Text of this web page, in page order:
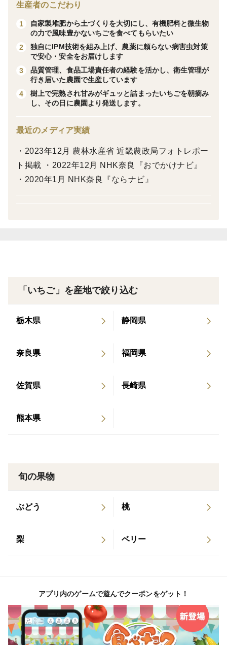
祝、祝御卒業、祝御入学など、または表書きなし】
※ご記入がない場合は熨斗紙無しとなります。
＜栽培のこだわり＞
安心・安全してお召しいただけるよう手間暇をかけ、
農薬を最小限に抑えた特別栽培農産物です。
有機肥料と自家製堆肥をふんだんに使用し、
○奈良県ブランドいちご『古都華』
奈良県内のみ生産され流通量が少ない品種です。
糖度香りが高く、つややかな深紅の輝きと深い味わいが
他のいちごとはひと味違う風味をお楽しみ下さい。
※大きさは収穫の状況により変わります。
ります。
※離島へは発送できません。
奈良県桜井市、三輪山の麓にある小さないちご農園で
農園の横を流れる巻向川は古く万葉集にも詠まれてお
古代よりこの地を潤しています。
【受賞歴等】
・食べチョクいちご博2024（甘みと酸味のバランス部
生産者のこだわり
1
自家製堆肥から土づくりを大切にし、有機肥料と微生物
の力で風味豊かないちごを食べてもらいたい
2
独自にIPM技術を組み上げ、農薬に頼らない病害虫対策
で安心・安全をお届けします
3
品質管理、食品工場責任者の経験を活かし、衛生管理が
行き届いた農園で生産しています
4
樹上で完熟され甘みがギュッと詰まったいちごを朝摘み
し、その日に農園より発送します。
最近のメディア実績
・2023年12月 農林水産省 近畿農政局フォトレポー
ト掲載 ・2022年12月 NHK奈良『おでかけナビ』
・2020年1月 NHK奈良『ならナビ』
「いちご」を産地で絞り込む
栃木県 静岡県
奈良県 福岡県
佐賀県 長崎県
熊本県
旬の果物
ぶどう 桃
梨 ベリー
アプリ内のゲームで遊んでクーポンをゲット！